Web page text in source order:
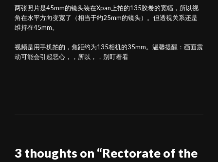
两张照片是45mm的镜头装在Xpan上拍的135胶卷的宽幅，所以视
角在水平方向变宽了（相当于约25mm的镜头）。但透视关系还是
维持在45mm。
视频是用手机拍的，焦距约为135相机的35mm。温馨提醒：画面震
动可能会引起恶心，，所以，，别盯着看
3 thoughts on “Rectorate of the